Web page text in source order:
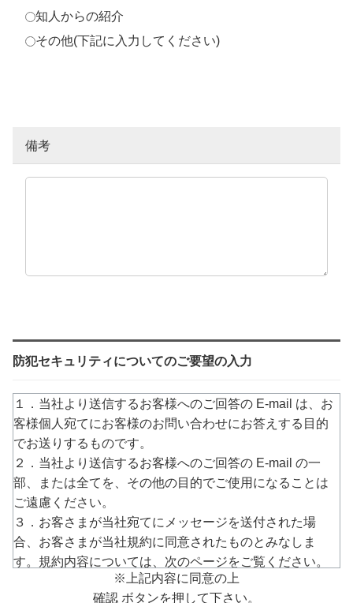
知人からの紹介
その他(下記に入力してください)
備考
防犯セキュリティについてのご要望の入力
１．当社より送信するお客様へのご回答の E-mail は、お
客様個人宛てにお客様のお問い合わせにお答えする目的
でお送りするものです。
２．当社より送信するお客様へのご回答の E-mail の一
部、または全てを、その他の目的でご使用になることは
ご遠慮ください。
３．お客さまが当社宛てにメッセージを送付された場
合、お客さまが当社規約に同意されたものとみなしま
す。規約内容については、次のページをご覧ください。
https://www.arucom.ne.jp/rule/index.html
※上記内容に同意の上
確認 ボタンを押して下さい。